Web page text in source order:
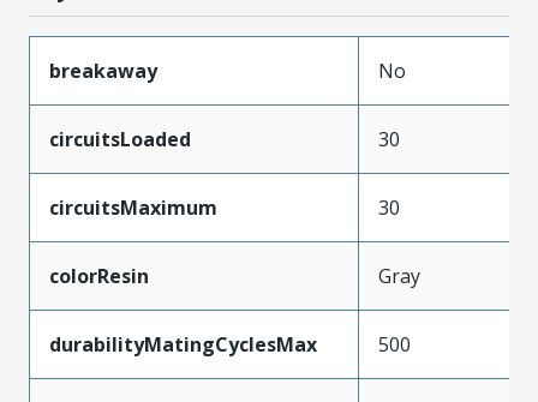
breakaway No
circuitsLoaded 30
circuitsMaximum 30
colorResin Gray
durabilityMatingCyclesMax 500